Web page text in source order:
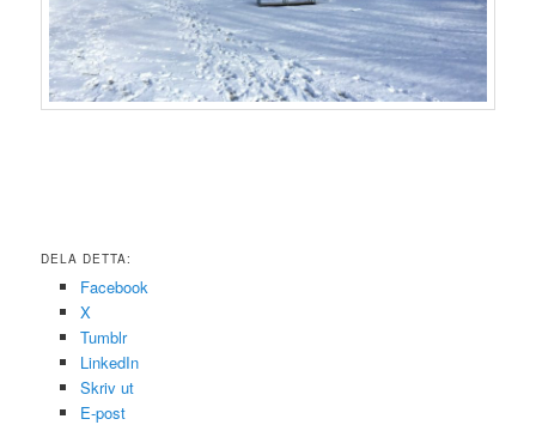
DELA DETTA:
Facebook
X
Tumblr
LinkedIn
Skriv ut
E-post